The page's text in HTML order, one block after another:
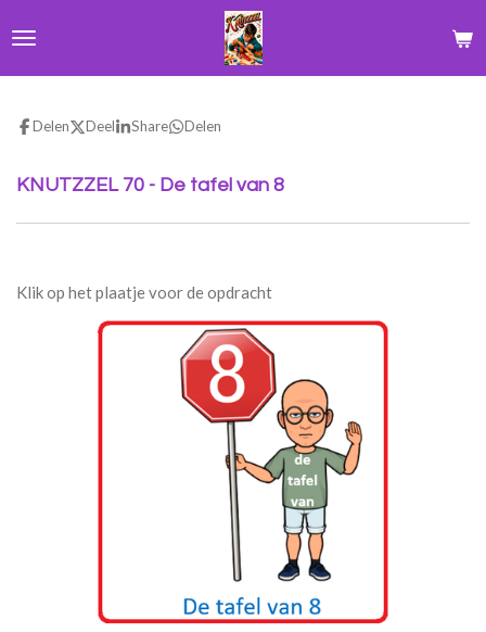
direct
hoofdinhoud
Delen Deel Share Delen
KNUTZZEL 70 - De tafel van 8
Klik op het plaatje voor de opdracht